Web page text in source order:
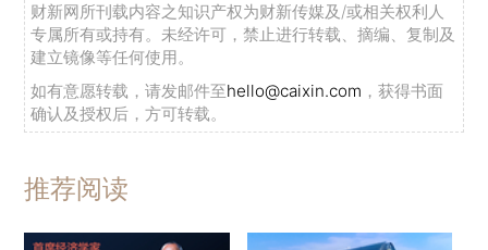
财新网所刊载内容之知识产权为财新传媒及/或相关权利人
专属所有或持有。未经许可，禁止进行转载、摘编、复制及
建立镜像等任何使用。
如有意愿转载，请发邮件至hello@caixin.com ，获得书面
确认及授权后，方可转载。
推荐阅读